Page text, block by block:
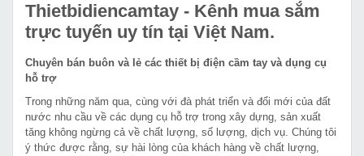
Thietbidiencamtay - Kênh mua sắm
trực tuyến uy tín tại Việt Nam.
Chuyên bán buôn và lẻ các thiết bị điện cầm tay và dụng cụ
hỗ trợ
Trong những năm qua, cùng với đà phát triển và đổi mới của đất
nước nhu cầu về các dụng cụ hỗ trợ trong xây dựng, sản xuất
tăng không ngừng cả về chất lượng, số lượng, dịch vụ. Chúng tôi
ý thức được rằng, sự hài lòng của khách hàng về chất lượng,